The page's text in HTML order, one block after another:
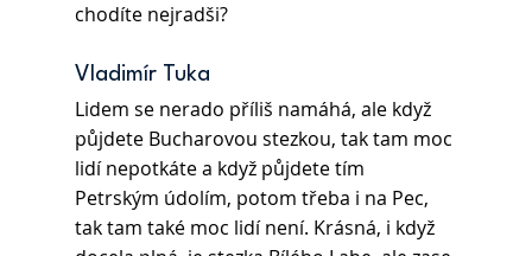
chodíte nejradši?
Vladimír Tuka
Lidem se nerado příliš namáhá, ale když
půjdete Bucharovou stezkou, tak tam moc
lidí nepotkáte a když půjdete tím
Petrským údolím, potom třeba i na Pec,
tak tam také moc lidí není. Krásná, i když